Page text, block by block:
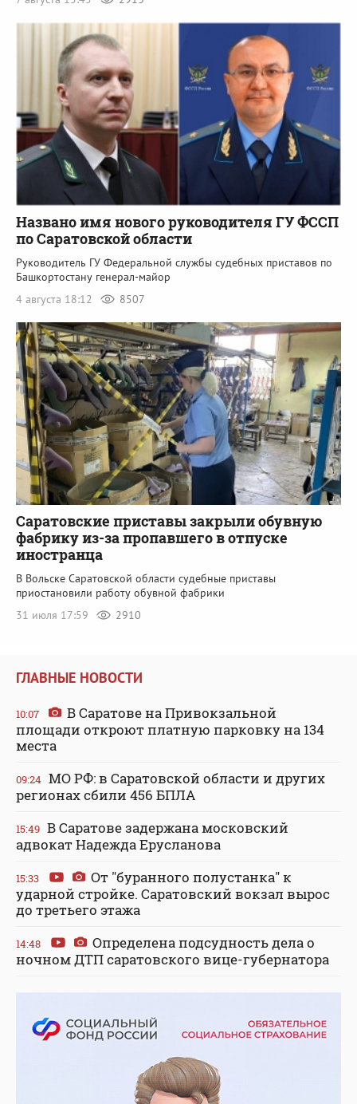
Названо имя нового руководителя ГУ ФССП
по Саратовской области
Руководитель ГУ Федеральной службы судебных приставов по
Башкортостану генерал-майор
4 августа 18:12
8507
Саратовские приставы закрыли обувную
фабрику из-за пропавшего в отпуске
иностранца
В Вольске Саратовской области судебные приставы
приостановили работу обувной фабрики
31 июля 17:59
2910
ГЛАВНЫЕ НОВОСТИ
10:07
В Саратове на Привокзальной
площади откроют платную парковку на 134
места
09:24 МО РФ: в Саратовской области и других
регионах сбили 456 БПЛА
15:49 В Саратове задержана московский
адвокат Надежда Ерусланова
15:33
От "буранного полустанка" к
ударной стройке. Саратовский вокзал вырос
до третьего этажа
14:48
Определена подсудность дела о
ночном ДТП саратовского вице-губернатора